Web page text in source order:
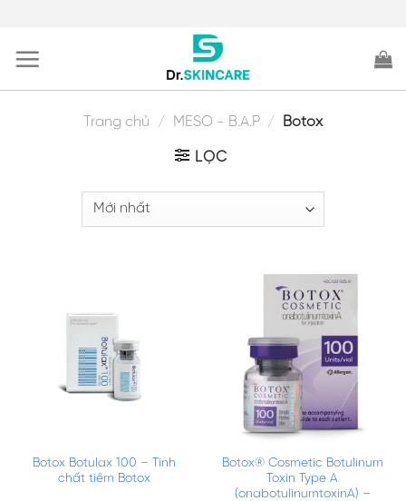
content
Trang chủ / MESO - B.A.P / Botox
LỌC
Botox Botulax 100 – Tinh
chất tiêm Botox
Botox® Cosmetic Botulinum
Toxin Type A
(onabotulinumtoxinA) –